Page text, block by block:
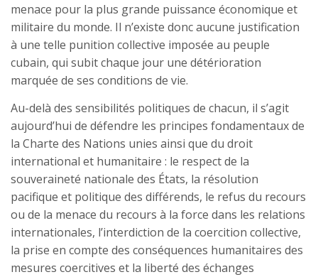
menace pour la plus grande puissance économique et
militaire du monde. Il n’existe donc aucune justification
à une telle punition collective imposée au peuple
cubain, qui subit chaque jour une détérioration
marquée de ses conditions de vie.
Au-delà des sensibilités politiques de chacun, il s’agit
aujourd’hui de défendre les principes fondamentaux de
la Charte des Nations unies ainsi que du droit
international et humanitaire : le respect de la
souveraineté nationale des États, la résolution
pacifique et politique des différends, le refus du recours
ou de la menace du recours à la force dans les relations
internationales, l’interdiction de la coercition collective,
la prise en compte des conséquences humanitaires des
mesures coercitives et la liberté des échanges